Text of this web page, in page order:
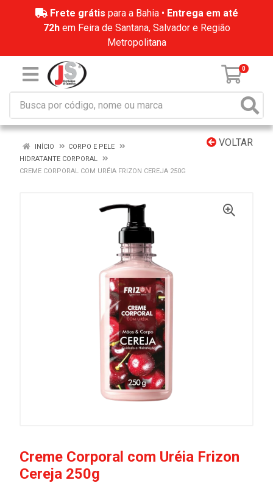
Frete grátis para a Bahia • Entrega em até
72hem Feira de Santana, Salvador e Região
Metropolitana
0
VOLTAR
INÍCIO
CORPO E PELE
HIDRATANTE CORPORAL
CREME CORPORAL COM URÉIA FRIZON CEREJA 250G
Creme Corporal com Uréia Frizon
Cereja 250g